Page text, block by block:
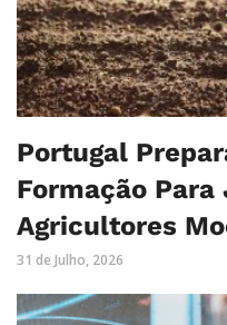
Portugal
Formação Para
Agricultores
31 de Julho, 2026